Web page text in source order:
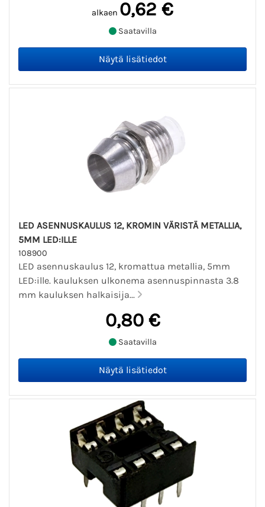
alkaen 0,62 €
Saatavilla
LED ASENNUSKAULUS 12, KROMIN VÄRISTÄ METALLIA,
5MM LED:ILLE
108900
LED asennuskaulus 12, kromattua metallia, 5mm
LED:ille. kauluksen ulkonema asennuspinnasta 3.8
mm kauluksen halkaisija...
0,80 €
Saatavilla